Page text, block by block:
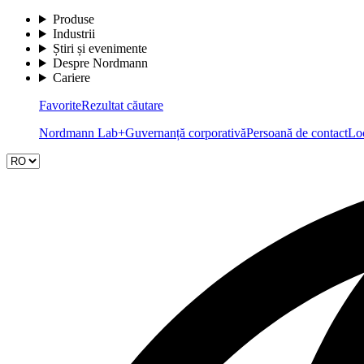
Produse
Industrii
Știri și evenimente
Despre Nordmann
Cariere
FavoriteRezultat căutare
Nordmann Lab+Guvernanță corporativăPersoană de contact